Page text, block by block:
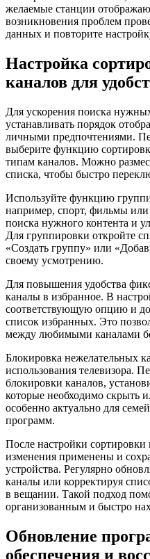
желаемые станции
возникновения проблем
данных и повторите
Настройка
каналов для
Для ускорения поиска
устанавливать порядок
личными предпочтениями.
выберите функцию
типам каналов. Можно
списка, чтобы быстро
Используйте функцию
например, спорт, фильмы или
поиска нужного контента и
Для группировки откройте
«Создать группу» или
своему усмотрению.
Для повышения удобства
каналы в избранное. В
соответствующую опцию и
список избранных. Это
между любимыми каналами
Блокировка нежелательных
использования телевизора.
блокировки каналов,
которые необходимо скрыть
особенно актуально для
программ.
После настройки сортировки
изменения применены и
устройства. Регулярно
каналы или корректируя
в вещании. Такой подход
организованным и быстро
Обновление
обеспечения и